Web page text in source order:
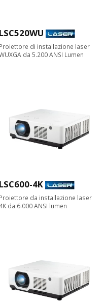
LSC520WU
Proiettore di installazione laser
da 5.200 ANSI Lumen
LSC600-4K
Proiettore da installazione laser
4K da 6.000 ANSI lumen